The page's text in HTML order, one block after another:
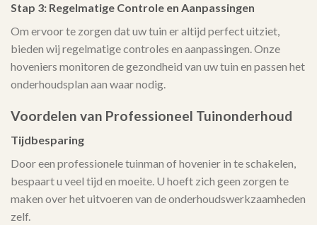
Stap 3: Regelmatige Controle en Aanpassingen
Om ervoor te zorgen dat uw tuin er altijd perfect uitziet,
bieden wij regelmatige controles en aanpassingen. Onze
hoveniers monitoren de gezondheid van uw tuin en passen het
onderhoudsplan aan waar nodig.
Voordelen van Professioneel Tuinonderhoud
Tijdbesparing
Door een professionele tuinman of hovenier in te schakelen,
bespaart u veel tijd en moeite. U hoeft zich geen zorgen te
maken over het uitvoeren van de onderhoudswerkzaamheden
zelf.